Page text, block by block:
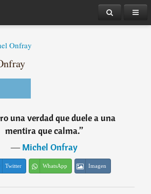
Onfray
una verdad que duele a una
mentira que calma.”
―Michel Onfray
Twitter WhatsApp Imagen